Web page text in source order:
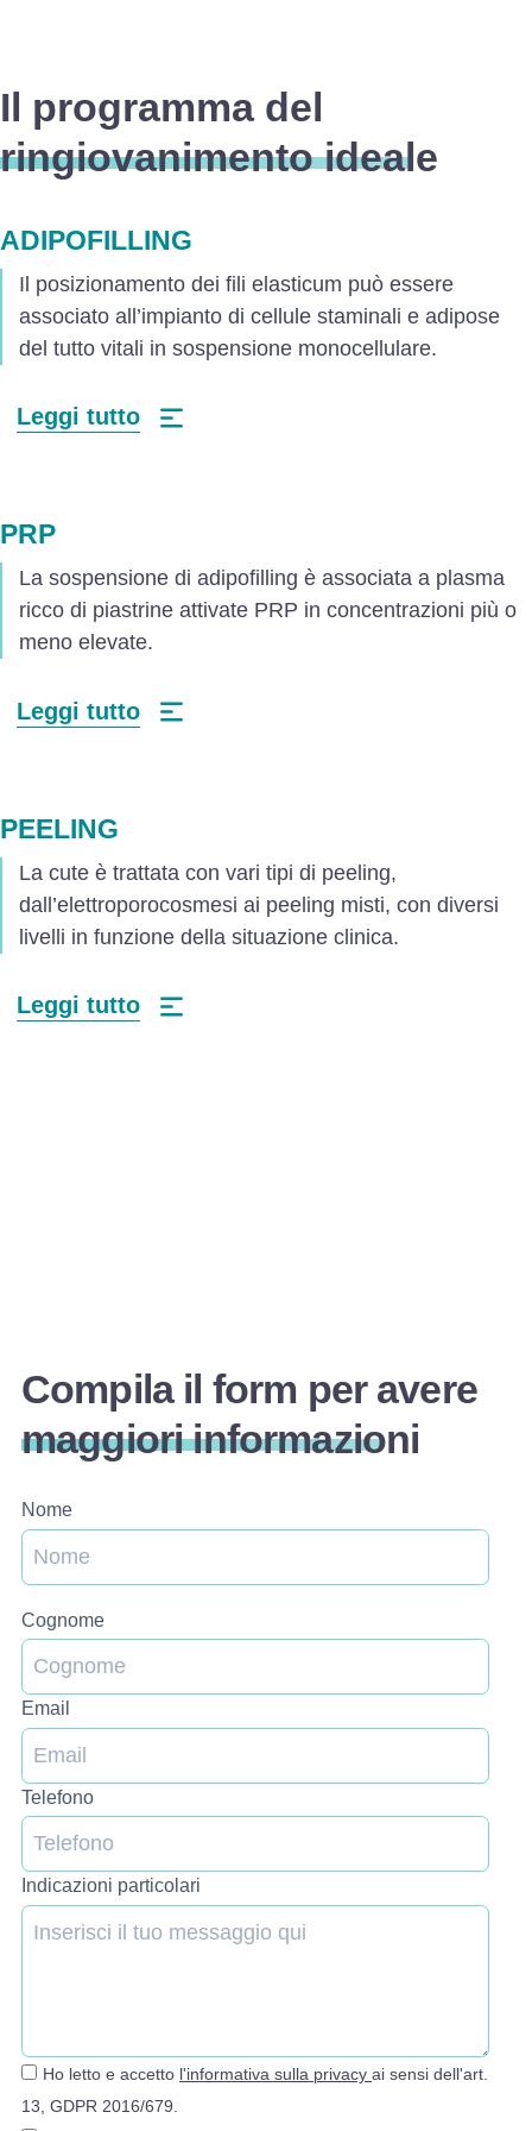
Il programma del
ringiovanimento ideale
ADIPOFILLING
Il posizionamento dei fili elasticum può essere
associato all’impianto di cellule staminali e adipose
del tutto vitali in sospensione monocellulare.
Leggi tutto
PRP
La sospensione di adipofilling è associata a plasma
ricco di piastrine attivate PRP in concentrazioni più o
meno elevate.
Leggi tutto
PEELING
La cute è trattata con vari tipi di peeling,
dall’elettroporocosmesi ai peeling misti, con diversi
livelli in funzione della situazione clinica.
Leggi tutto
Compila il form per avere
maggiori informazioni
Nome
Cognome
Email
Telefono
Indicazioni particolari
Ho letto e accetto l'informativa sulla privacy ai sensi dell'art.
13, GDPR 2016/679.